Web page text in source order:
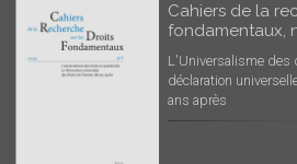
Cahiers de la
fondamentaux,
L'Universalisme des
déclaration
ans après